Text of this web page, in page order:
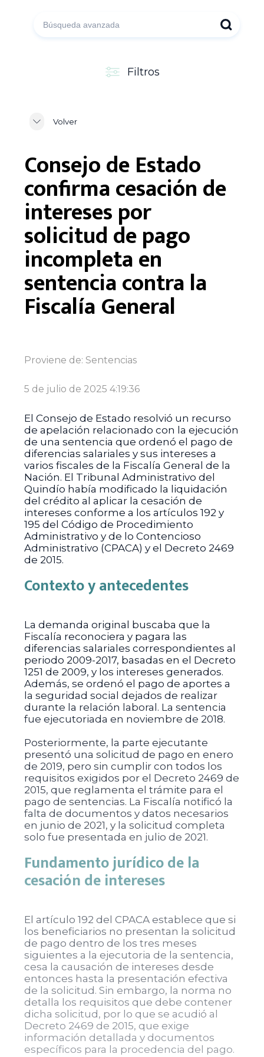
Filtros
Volver
Consejo de Estado
confirma cesación de
intereses por
solicitud de pago
incompleta en
sentencia contra la
Fiscalía General
Proviene de: Sentencias
5 de julio de 2025 4:19:36
El Consejo de Estado resolvió un recurso
de apelación relacionado con la ejecución
de una sentencia que ordenó el pago de
diferencias salariales y sus intereses a
varios fiscales de la Fiscalía General de la
Nación. El Tribunal Administrativo del
Quindío había modificado la liquidación
del crédito al aplicar la cesación de
intereses conforme a los artículos 192 y
195 del Código de Procedimiento
Administrativo y de lo Contencioso
Administrativo (CPACA) y el Decreto 2469
de 2015.
Contexto y antecedentes
La demanda original buscaba que la
Fiscalía reconociera y pagara las
diferencias salariales correspondientes al
periodo 2009-2017, basadas en el Decreto
1251 de 2009, y los intereses generados.
Además, se ordenó el pago de aportes a
la seguridad social dejados de realizar
durante la relación laboral. La sentencia
fue ejecutoriada en noviembre de 2018.
Posteriormente, la parte ejecutante
presentó una solicitud de pago en enero
de 2019, pero sin cumplir con todos los
requisitos exigidos por el Decreto 2469 de
2015, que reglamenta el trámite para el
pago de sentencias. La Fiscalía notificó la
falta de documentos y datos necesarios
en junio de 2021, y la solicitud completa
solo fue presentada en julio de 2021.
Fundamento jurídico de la
cesación de intereses
El artículo 192 del CPACA establece que si
los beneficiarios no presentan la solicitud
de pago dentro de los tres meses
siguientes a la ejecutoria de la sentencia,
cesa la causación de intereses desde
entonces hasta la presentación efectiva
de la solicitud. Sin embargo, la norma no
detalla los requisitos que debe contener
dicha solicitud, por lo que se acudió al
Decreto 2469 de 2015, que exige
información detallada y documentos
específicos para la procedencia del pago.